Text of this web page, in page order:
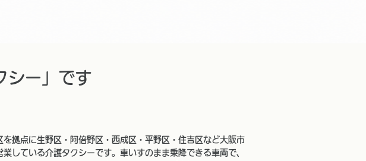
シー」です
拠点に生野区・阿倍野区・西成区・平野区・住吉区など大阪市
している介護タクシーです。車いすのまま乗降できる車両で、